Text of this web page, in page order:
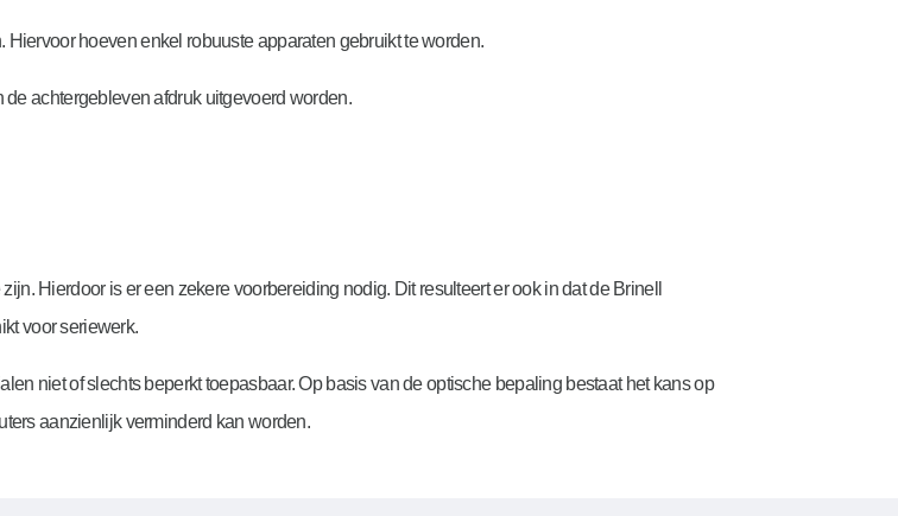
hoeven enkel robuuste apparaten gebruikt te worden.
achtergebleven afdruk uitgevoerd worden.
Hierdoor is er een zekere voorbereiding nodig. Dit resulteert er ook in dat de Brinell
voor seriewerk.
niet of slechts beperkt toepasbaar. Op basis van de optische bepaling bestaat het kans op
aanzienlijk verminderd kan worden.